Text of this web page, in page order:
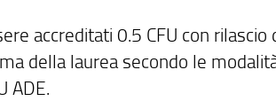
accreditati 0.5 CFU con
della laurea secondo le
ADE.